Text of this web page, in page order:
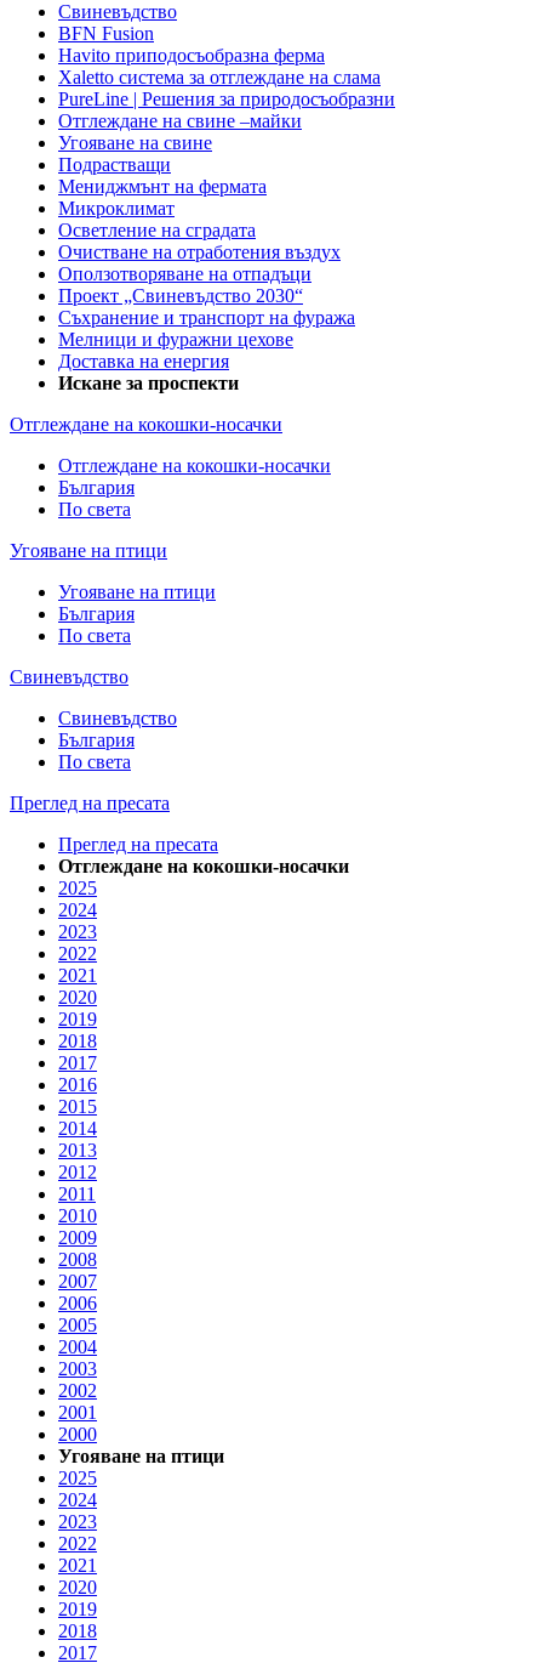
Свиневъдство
BFN Fusion
Havito приподосъобразна ферма
Xaletto система за отглеждане на слама
PureLine | Решения за природосъобразни
Отглеждане на свине –майки
Угояване на свине
Подрастващи
Мениджмънт на фермата
Микроклимат
Осветление на сградата
Очистване на отработения въздух
Оползотворяване на отпадъци
Проект „Свиневъдство 2030“
Съхранение и транспорт на фуража
Мелници и фуражни цехове
Доставка на енергия
Искане за проспекти
Отглеждане на кокошки-носачки
Отглеждане на кокошки-носачки
България
По света
Угояване на птици
Угояване на птици
България
По света
Свиневъдство
Свиневъдство
България
По света
Преглед на пресата
Преглед на пресата
Отглеждане на кокошки-носачки
2025
2024
2023
2022
2021
2020
2019
2018
2017
2016
2015
2014
2013
2012
2011
2010
2009
2008
2007
2006
2005
2004
2003
2002
2001
2000
Угояване на птици
2025
2024
2023
2022
2021
2020
2019
2018
2017